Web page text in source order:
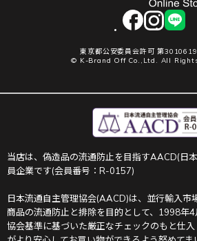
facebookinstagram
LINE
東京都公安委員会許可 第
© K-Brand Off Co.,Ltd. All Rights
当店は、偽造品の流通防止を目指すAACD(日
員企業です(会員番号：R-0157)
日本流通自主管理協会(AACD)は、並行輸入市
商品の流通防止と排除を目的として、1998年4
協会基準に基づいた厳正なチェックのもと仕